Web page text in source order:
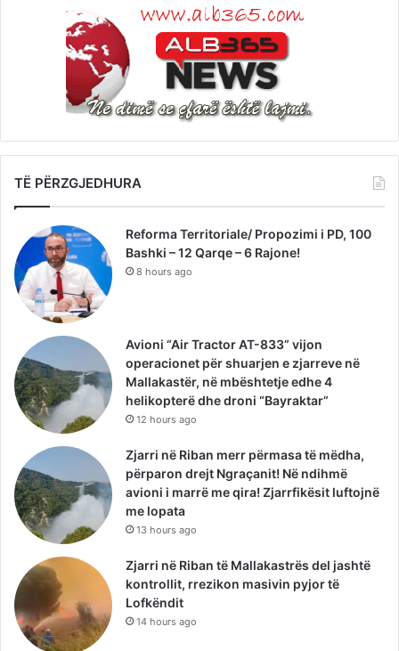
TË PËRZGJEDHURA
Reforma Territoriale/ Propozimi i PD, 100
Bashki – 12 Qarqe – 6 Rajone!
8 hours ago
Avioni “Air Tractor AT-833” vijon
operacionet për shuarjen e zjarreve në
Mallakastër, në mbështetje edhe 4
helikopterë dhe droni “Bayraktar”
12 hours ago
Zjarri në Riban merr përmasa të mëdha,
përparon drejt Ngraçanit! Në ndihmë
avioni i marrë me qira! Zjarrfikësit luftojnë
me lopata
13 hours ago
Zjarri në Riban të Mallakastrës del jashtë
kontrollit, rrezikon masivin pyjor të
Lofkëndit
14 hours ago